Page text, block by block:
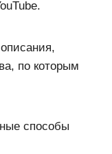
по которым
способы